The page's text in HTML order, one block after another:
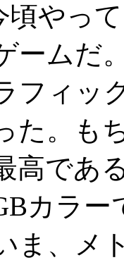
頃やっ
ームだ
フィッ
た。も
高であ
カラー
ま、メ